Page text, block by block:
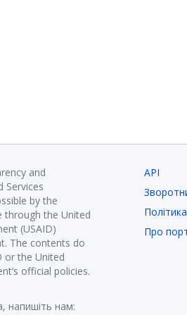
and
Services
by the
through the United
(USAID)
The contents do
or the United
official policies.
напишіть нам:
API
Про